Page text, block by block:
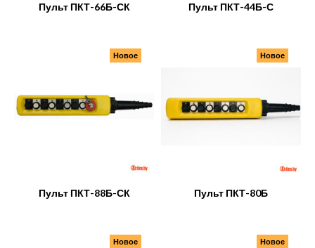
Пульт ПКТ-66Б-СК Пульт ПКТ-44Б-С
Пульт ПКТ-88Б-СК
Новое
Пульт ПКТ-80Б
Новое
Новое Новое